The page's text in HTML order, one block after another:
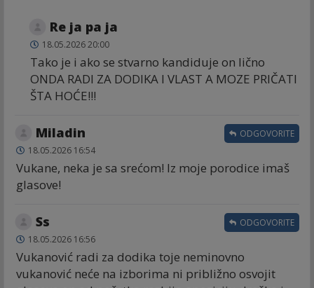
Re ja pa ja
18.05.2026 20:00
Tako je i ako se stvarno kandiduje on lično
ONDA RADI ZA DODIKA I VLAST A MOZE PRIČATI
ŠTA HOĆE!!!
Miladin
18.05.2026 16:54
Vukane, neka je sa srećom! Iz moje porodice imaš
glasove!
ODGOVORITE
Ss
18.05.2026 16:56
Vukanović radi za dodika toje neminovno
vukanović neće na izborima ni približno osvojit
ODGOVORITE